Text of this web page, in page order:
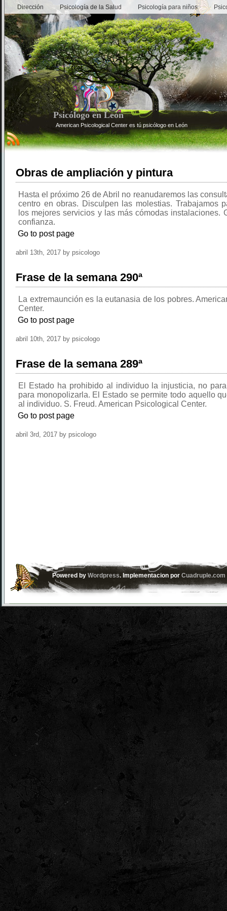
Dirección Psicología de la Salud Psicología para niños
Psicólogo en León
American Psicological Center es tú psicólogo en León
Obras de ampliación y pintura
Hasta el próximo 26 de Abril no reanudaremos las
centro en obras. Disculpen las molestias. Trabajamos
los mejores servicios y las más cómodas instalaciones.
confianza.
Go to post page
abril 13th, 2017 by psicologo
Frase de la semana 290ª
La extremaunción es la eutanasia de los pobres.
Center.
Go to post page
abril 10th, 2017 by psicologo
Frase de la semana 289ª
El Estado ha prohibido al individuo la injusticia, no
para monopolizarla. El Estado se permite todo aquello
al individuo. S. Freud. American Psicological Center.
Go to post page
abril 3rd, 2017 by psicologo
Powered byWordpress. Implementacion porCuadruple.com